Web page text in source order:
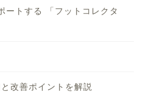
ートする 「フットコレクタ
改善ポイントを解説